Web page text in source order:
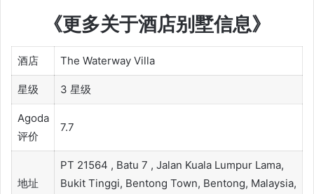
《更多关于酒店别墅信息》
酒店 The Waterway Villa
星级 3 星级
Agoda
评价
7.7
地址
PT 21564 , Batu 7 , Jalan Kuala Lumpur Lama,
Bukit Tinggi, Bentong Town, Bentong, Malaysia,